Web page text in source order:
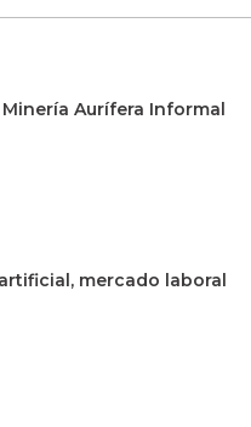
Aurífera Informal
mercado laboral